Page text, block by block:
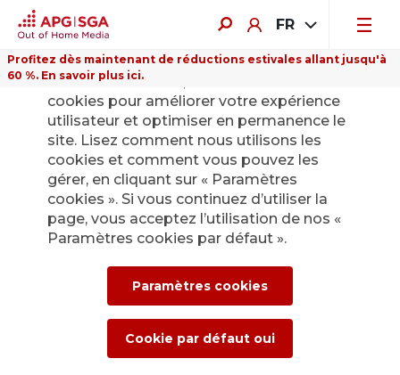
FR
Profitez dès maintenant de réductions estivales allant jusqu'à
60 %. En savoir plus ici.
Retour
Service de presse
d’APG|SGA pour les
actualités et les
communiqués de
Sur ce site Internet, nous utilisons des
cookies pour améliorer votre expérience
utilisateur et optimiser en permanence le
site. Lisez comment nous utilisons les
cookies et comment vous pouvez les
gérer, en cliquant sur « Paramètres
cookies ». Si vous continuez d’utiliser la
page, vous acceptez l’utilisation de nos «
Paramètres cookies par défaut ».
Paramètres cookies
Cookie par défaut oui